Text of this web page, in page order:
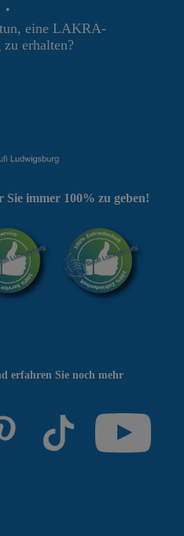
•
eine LAKRA-
erhalten?
erfahren Sie noch mehr
Sie immer 100% zu geben!